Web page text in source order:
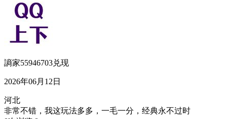
謪家55946703兑现
2026年06月12日
河北
非常不错，我这玩法多多，一毛一分，经典永不过时